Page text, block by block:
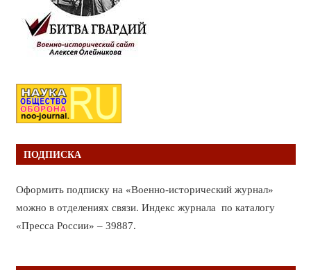
ПОДПИСКА
Оформить подписку на «Военно-исторический журнал»
можно в отделениях связи. Индекс журнала по каталогу
«Пресса России» – 39887.